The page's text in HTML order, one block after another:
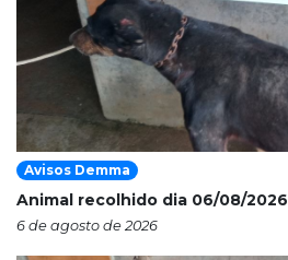
Avisos Demma
Animal recolhido dia 06/08/2026
6 de agosto de 2026